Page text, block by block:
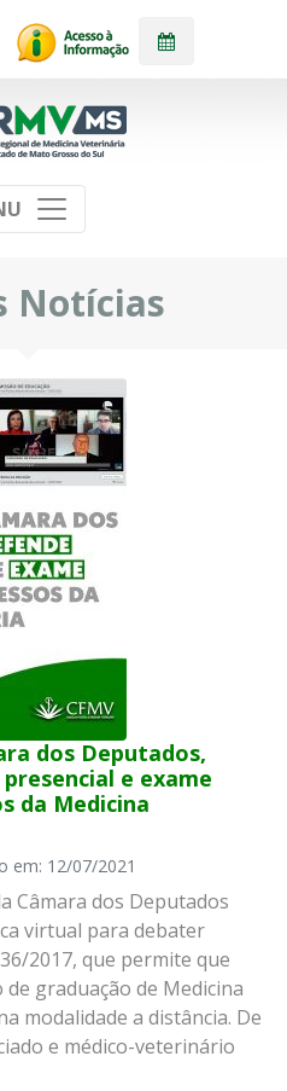
Notícias
dos Deputados,
e exame
da Medicina
em: 12/07/2021
Câmara dos Deputados
virtual para debater
2017, que permite que
graduação de Medicina
modalidade a distância. De
e médico-veterinário